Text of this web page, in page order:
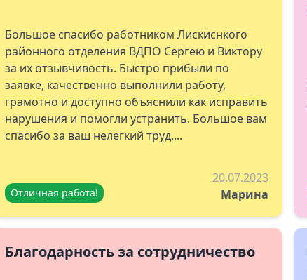
Большое спасибо работником Лискиснкого
районного отделения ВДПО Сергею и Виктору
за их отзывчивость. Быстро прибыли по
заявке, качественно выполнили работу,
грамотно и доступно объяснили как исправить
нарушения и помогли устранить. Большое вам
спасибо за ваш нелегкий труд....
Отличная работа!
20.07.2023
Марина
Благодарность за сотрудничество